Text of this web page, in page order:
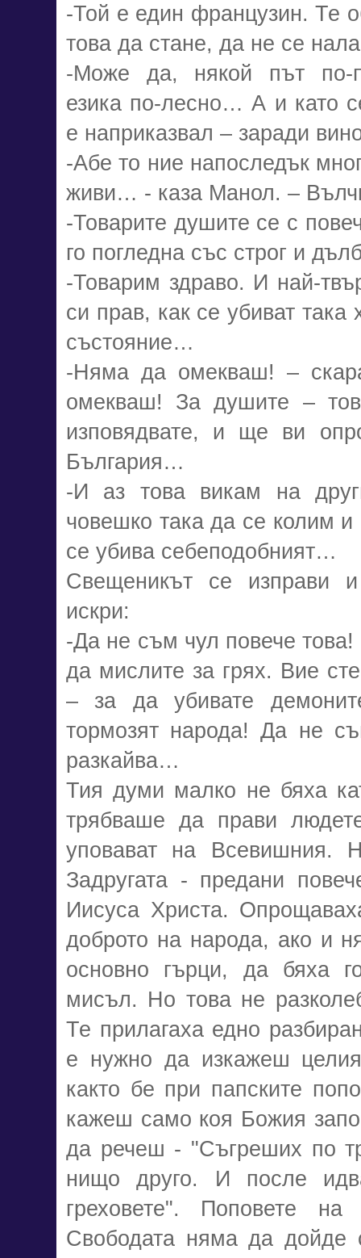
-Той е един французин. Те
това да стане, да не се
-Може да, някой път по-
езика по-лесно… А и като
е наприказвал – заради
-Абе то ние напоследък
живи… - каза Манол. –
-Товарите душите се с
го погледна със строг и
-Товарим здраво. И най-
си прав, как се убиват
състояние…
-Няма да омекваш! –
омекваш! За душите –
изповядвате, и ще ви
България…
-И аз това викам на
човешко така да се колим
се убива себеподобният…
Свещеникът се изправи
искри:
-Да не съм чул повече
да мислите за грях. Вие
– за да убивате
тормозят народа! Да не
разкайва…
Тия думи малко не бяха
трябваше да прави
уповават на Всевишния.
Задругата - предани
Иисуса Христа.
доброто на народа, ако и
основно гърци, да бяха
мисъл. Но това не
Те прилагаха едно
е нужно да изкажеш
както бе при папските
кажеш само коя Божия
да речеш - "Съгреших по
нищо друго. И после
греховете". Поповете на
Свободата няма да